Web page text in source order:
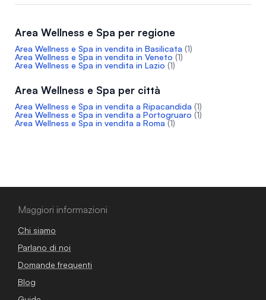
Area Wellness e Spa per regione
Area Wellness e Spa in vendita in Basilicata (1)
Area Wellness e Spa in vendita in Veneto (1)
Area Wellness e Spa in vendita in Lazio (1)
Area Wellness e Spa per città
Area Wellness e Spa in vendita a Ripacandida (1)
Area Wellness e Spa in vendita a Portogruaro (1)
Area Wellness e Spa in vendita a Roma (1)
Maggiori informazioni
Chi siamo
Parlano di noi
Domande frequenti
Blog